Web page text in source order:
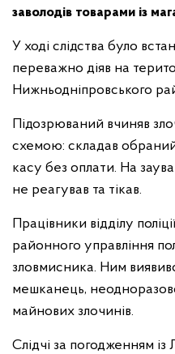
заволодів товарами із
У ході слідства було
переважно діяв на
Нижньодніпровського
Підозрюваний вчиняв
схемою: складав
касу без оплати. На
не реагував та тікав.
Працівники відділу
районного управління
зловмисника. Ним
мешканець,
майнових злочинів.
Слідчі за погодженням